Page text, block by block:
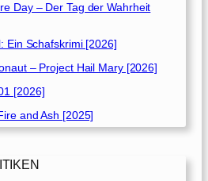
Day – Der Tag der Wahrheit
Ein Schafskrimi [2026]
– Project Hail Mary [2026]
[2026]
and Ash [2025]